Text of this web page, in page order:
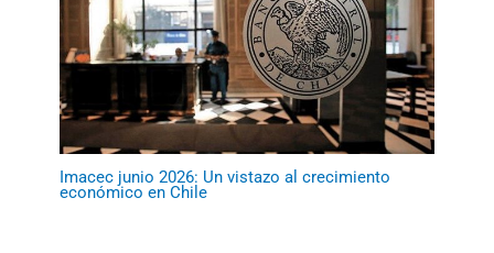
Imacec junio 2026: Un vistazo al crecimiento
económico en Chile